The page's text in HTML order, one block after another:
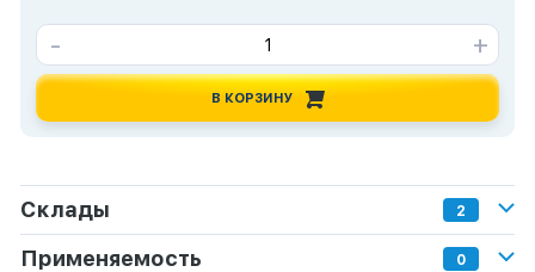
- +
В КОРЗИНУ
Склады 2
Применяемость 0